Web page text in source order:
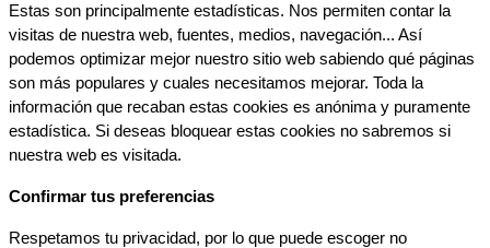
Estas son principalmente estadísticas. Nos permiten contar la
visitas de nuestra web, fuentes, medios, navegación... Así
podemos optimizar mejor nuestro sitio web sabiendo qué páginas
son más populares y cuales necesitamos mejorar. Toda la
información que recaban estas cookies es anónima y puramente
estadística. Si deseas bloquear estas cookies no sabremos si
nuestra web es visitada.
Confirmar tus preferencias
Respetamos tu privacidad, por lo que puede escoger no